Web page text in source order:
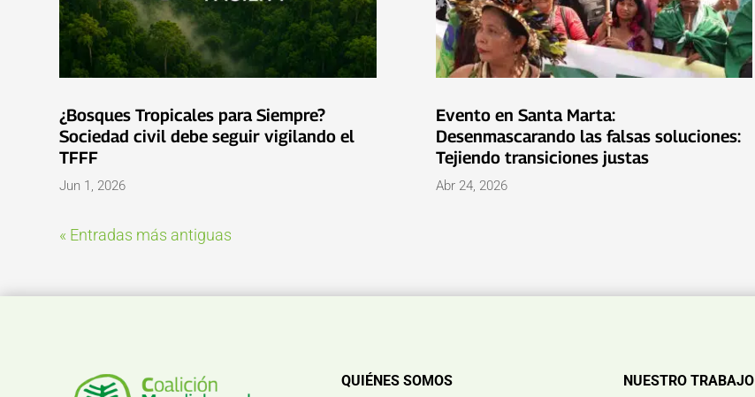
¿Bosques Tropicales para Siempre?
Sociedad civil debe seguir vigilando el
TFFF
Jun 1, 2026
Evento en Santa Marta:
Desenmascarando las falsas soluciones:
Tejiendo transiciones justas
Abr 24, 2026
« Entradas más antiguas
QUIÉNES SOMOS NUESTRO TRABAJO